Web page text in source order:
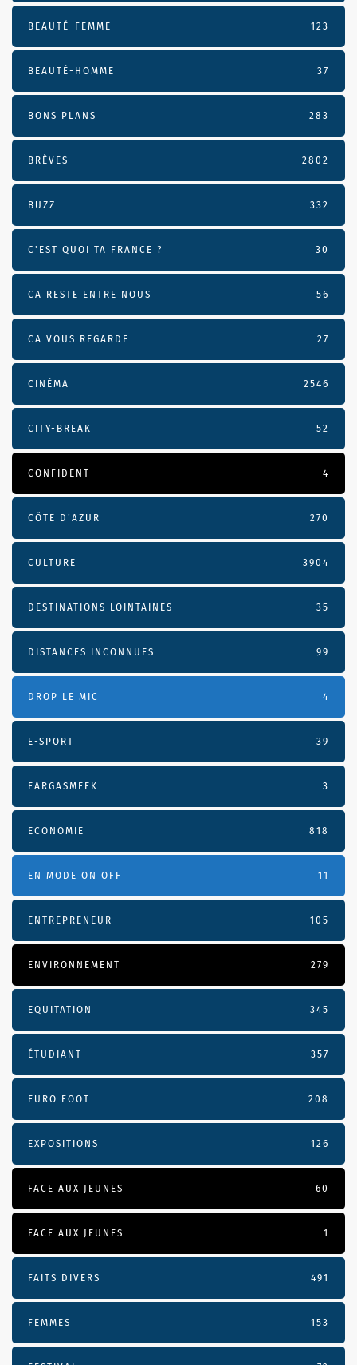
BEAUTÉ-FEMME 123
BEAUTÉ-HOMME 37
BONS PLANS 283
BRÈVES 2802
BUZZ 332
C'EST QUOI TA FRANCE ? 30
CA RESTE ENTRE NOUS 56
CA VOUS REGARDE 27
CINÉMA 2546
CITY-BREAK 52
CONFIDENT 4
CÔTE D’AZUR 270
CULTURE 3904
DESTINATIONS LOINTAINES 35
DISTANCES INCONNUES 99
DROP LE MIC 4
E-SPORT 39
EARGASMEEK 3
ECONOMIE 818
EN MODE ON OFF 11
ENTREPRENEUR 105
ENVIRONNEMENT 279
EQUITATION 345
ÉTUDIANT 357
EURO FOOT 208
EXPOSITIONS 126
FACE AUX JEUNES 60
FACE AUX JEUNES 1
FAITS DIVERS 491
FEMMES 153